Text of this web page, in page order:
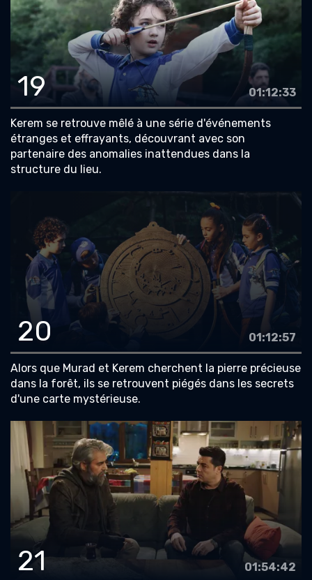
19 01:12:33
Kerem se retrouve mêlé à une série d'événements
étranges et effrayants, découvrant avec son
partenaire des anomalies inattendues dans la
structure du lieu.
20 01:12:57
Alors que Murad et Kerem cherchent la pierre précieuse
dans la forêt, ils se retrouvent piégés dans les secrets
d'une carte mystérieuse.
21 01:54:42